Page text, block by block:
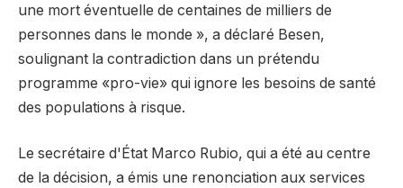
une mort éventuelle de centaines de milliers de
personnes dans le monde », a déclaré Besen,
soulignant la contradiction dans un prétendu
programme «pro-vie» qui ignore les besoins de santé
des populations à risque.
Le secrétaire d'État Marco Rubio, qui a été au centre
de la décision, a émis une renonciation aux services